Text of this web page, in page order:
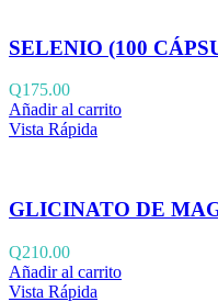
SELENIO (100
Q175.00
Añadir al carrito
Vista Rápida
GLICINATO DE
Q210.00
Añadir al carrito
Vista Rápida